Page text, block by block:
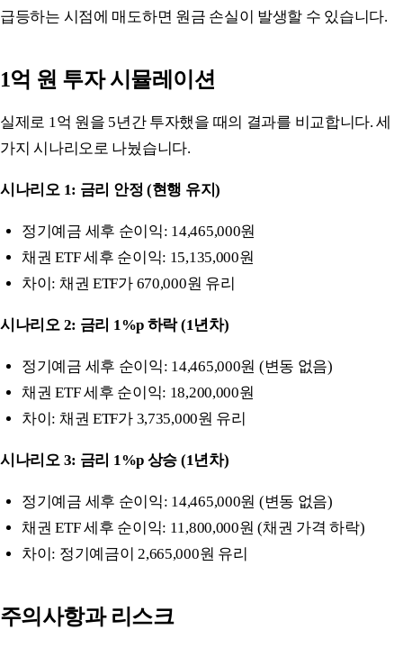
급등하는 시점에 매도하면 원금 손실이 발생할 수 있습니다.
1억 원 투자 시뮬레이션
실제로 1억 원을 5년간 투자했을 때의 결과를 비교합니다. 세
가지 시나리오로 나눴습니다.
시나리오 1: 금리 안정 (현행 유지)
정기예금 세후 순이익: 14,465,000원
채권 ETF 세후 순이익: 15,135,000원
차이: 채권 ETF가 670,000원 유리
시나리오 2: 금리 1%p 하락 (1년차)
정기예금 세후 순이익: 14,465,000원 (변동 없음)
채권 ETF 세후 순이익: 18,200,000원
차이: 채권 ETF가 3,735,000원 유리
시나리오 3: 금리 1%p 상승 (1년차)
정기예금 세후 순이익: 14,465,000원 (변동 없음)
채권 ETF 세후 순이익: 11,800,000원 (채권 가격 하락)
차이: 정기예금이 2,665,000원 유리
주의사항과 리스크